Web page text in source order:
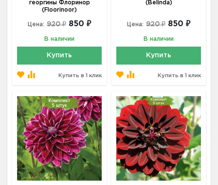
георгины Флоринор
(Floorinoor)
Цена: 920 ₽ 850 ₽
В наличии
Купить
Купить в 1 клик
(Belinda)
Цена: 920 ₽ 850 ₽
В наличии
Купить
Купить в 1 клик